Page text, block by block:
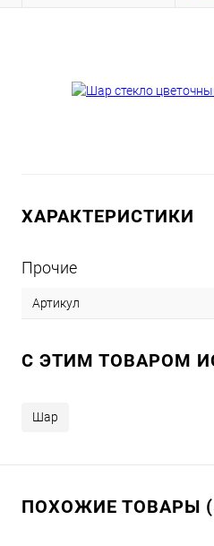
ХАРАКТЕРИСТИКИ
Прочие
Артикул
C ЭТИМ ТОВАРОМ
Шар
ПОХОЖИЕ ТОВАРЫ